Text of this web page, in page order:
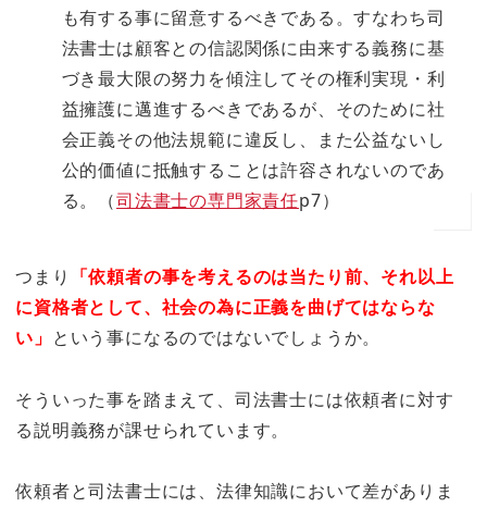
も有する事に留意するべきである。すなわち司
法書士は顧客との信認関係に由来する義務に基
づき最大限の努力を傾注してその権利実現・利
益擁護に邁進するべきであるが、そのために社
会正義その他法規範に違反し、また公益ないし
公的価値に抵触することは許容されないのであ
る。（司法書士の専門家責任p7）
つまり
「依頼者の事を考えるのは当たり前、それ以上
に資格者として、社会の為に正義を曲げてはならな
い」 という事になるのではないでしょうか。
そういった事を踏まえて、司法書士には依頼者に対す
る説明義務が課せられています。
依頼者と司法書士には、法律知識において差がありま